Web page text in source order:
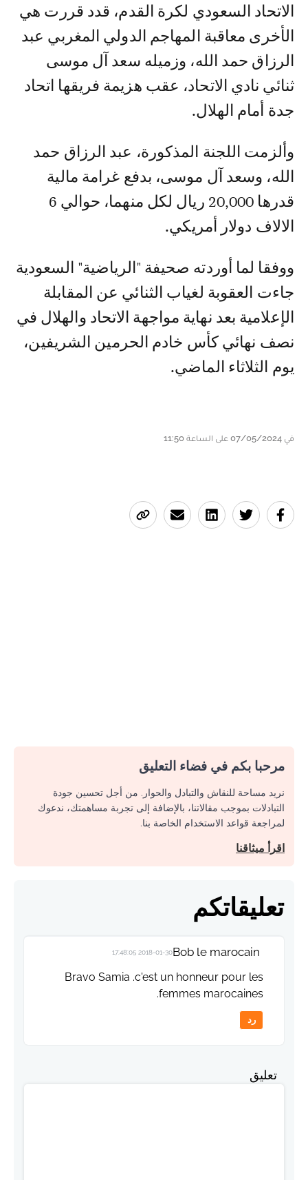
الاتحاد السعودي لكرة القدم، قدد قررت هي
الأخرى معاقبة المهاجم الدولي المغربي عبد
الرزاق حمد الله، وزميله سعد آل موسى
ثنائي نادي الاتحاد، عقب هزيمة فريقها اتحاد
جدة أمام الهلال.
وألزمت اللجنة المذكورة، عبد الرزاق حمد
الله، وسعد آل موسى، بدفع غرامة مالية
قدرها 20,000 ريال لكل منهما، حوالي 6
الالاف دولار أمريكي.
ووفقا لما أوردته صحيفة "الرياضية" السعودية
جاءت العقوبة لغياب الثنائي عن المقابلة
الإعلامية بعد نهاية مواجهة الاتحاد والهلال في
نصف نهائي كأس خادم الحرمين الشريفين،
يوم الثلاثاء الماضي.
في 07/05/2024 على الساعة 11:50
مرحبا بكم في فضاء التعليق
نريد مساحة للنقاش والتبادل والحوار. من أجل تحسين جودة
التبادلات بموجب مقالاتنا، بالإضافة إلى تجربة مساهمتك، ندعوك
لمراجعة قواعد الاستخدام الخاصة بنا.
اقرأ ميثاقنا
تعليقاتكم
Bob le marocain
2018-01-30 17:48:05
Bravo Samia .c'est un honneur pour les
femmes marocaines.
رد
تعليق